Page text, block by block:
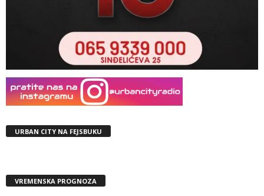
URBAN CITY NA FEJSBUKU
VREMENSKA PROGNOZA